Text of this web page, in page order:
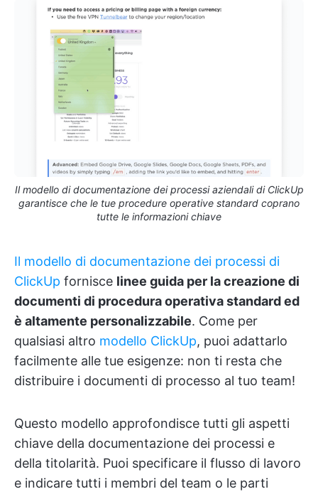
Il modello di documentazione dei processi aziendali di ClickUp
garantisce che le tue procedure operative standard coprano
tutte le informazioni chiave
Il modello di documentazione dei processi di
ClickUp fornisce linee guida per la creazione di
documenti di procedura operativa standard ed
è altamente personalizzabile. Come per
qualsiasi altro modello ClickUp, puoi adattarlo
facilmente alle tue esigenze: non ti resta che
distribuire i documenti di processo al tuo team!
Questo modello approfondisce tutti gli aspetti
chiave della documentazione dei processi e
della titolarità. Puoi specificare il flusso di lavoro
e indicare tutti i membri del team o le parti